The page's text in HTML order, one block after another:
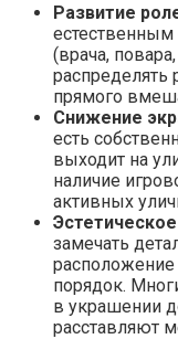
Развитие
(врача,
прямого
Снижение
есть
выходит на
наличие
активных
замечать
расположение
порядок.
в украшении
расставляют